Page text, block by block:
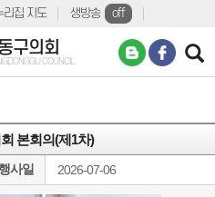
리집 지도 생방송 off
구의회
COUNCIL
본회의(제1차)
사일 2026-07-06